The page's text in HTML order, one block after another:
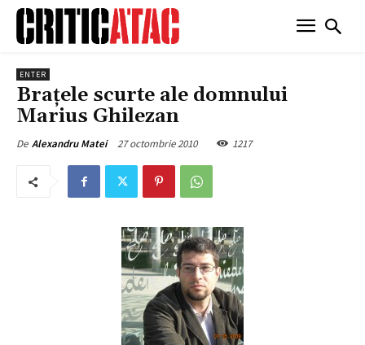
ENTER
Braţele scurte ale domnului
Marius Ghilezan
De Alexandru Matei 27 octombrie 2010 1217